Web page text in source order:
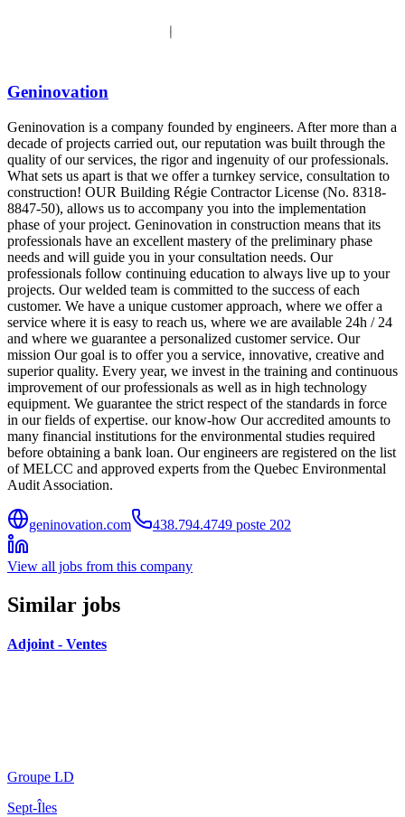
Geninovation
Geninovation is a company founded by engineers. After more than a
decade of projects carried out, our reputation was built through the
quality of our services, the rigor and ingenuity of our professionals.
What sets us apart is that we offer a turnkey service, consultation to
construction! OUR Building Régie Contractor License (No. 8318-
8847-50), allows us to accompany you into the implementation
phase of your project. Geninovation in construction means that its
professionals have an excellent mastery of the preliminary phase
needs and will guide you in your consultation needs. Our
professionals follow continuing education to always live up to your
projects. Our welded team is committed to the success of each
customer. We have a unique customer approach, where we offer a
service where it is easy to reach us, where we are available 24h / 24
and where we guarantee a personalized customer service. Our
mission Our goal is to offer you a service, innovative, creative and
superior quality. Every year, we invest in the training and continuous
improvement of our professionals as well as in high technology
equipment. We guarantee the strict respect of the standards in force
in our fields of expertise. our know-how Our accredited amounts to
many financial institutions for the environmental studies required
before obtaining a bank loan. Our engineers are registered on the list
of MELCC and approved experts from the Quebec Environmental
Audit Association.
geninovation.com 438.794.4749 poste 202
View all jobs from this company
Similar jobs
Adjoint - Ventes
Groupe LD
Sept-Îles